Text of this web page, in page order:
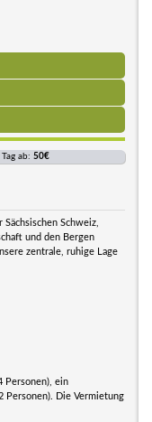
ab: 50€
Schweiz,
und den Bergen
zentrale, ruhige Lage
Personen), ein
Personen). Die Vermietung